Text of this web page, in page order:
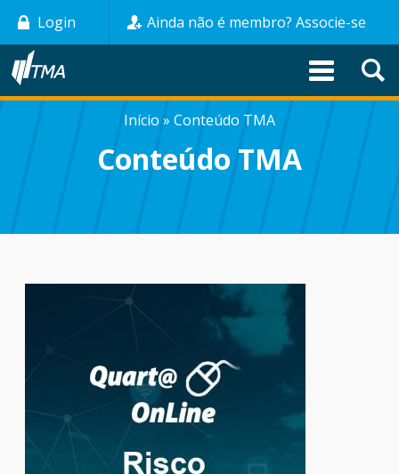
Pular
para
conteúdo
principal
Login Ainda não é membro? Associe-se
Início Conteúdo TMA
Conteúdo TMA